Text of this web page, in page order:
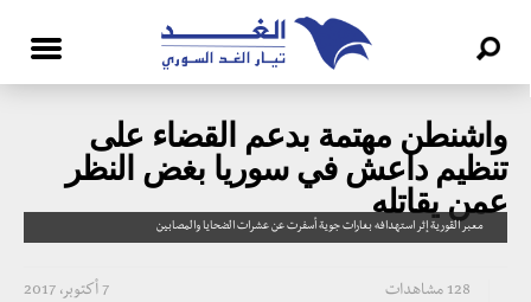
واشنطن مهتمة بدعم القضاء على
تنظيم داعش في سوريا بغض النظر
عمن يقاتله
معبر القورية إثر استهدافه بغارات جوية أسفرت عن عشرات الضحايا والمصابين
7 أكتوبر، 2017 128 مشاهدات